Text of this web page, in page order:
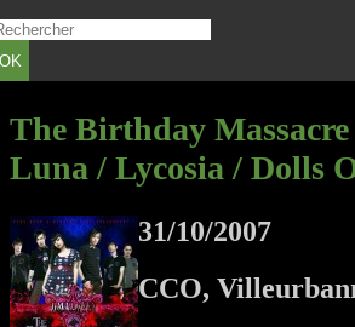
OK
The Birthday Massacre
Luna / Lycosia / Dolls
31/10/2007
CCO,